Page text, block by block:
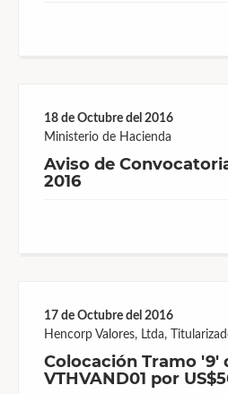
18 de Octubre del 2016
Ministerio de Hacienda
Aviso de
2016
17 de Octubre del 2016
Hencorp Valores, Ltda,
Colocación Tramo '9'
VTHVAND01 por